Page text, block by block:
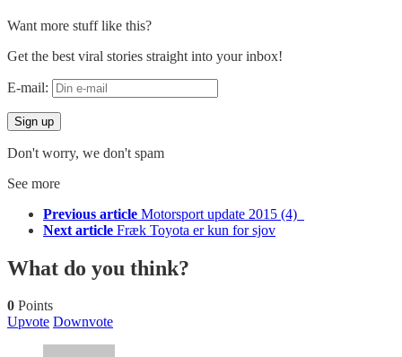
Want more stuff like this?
Get the best viral stories straight into your inbox!
E-mail:
Don't worry, we don't spam
See more
Previous article Motorsport update 2015 (4)
Next article Fræk Toyota er kun for sjov
What do you think?
0 Points
Upvote Downvote